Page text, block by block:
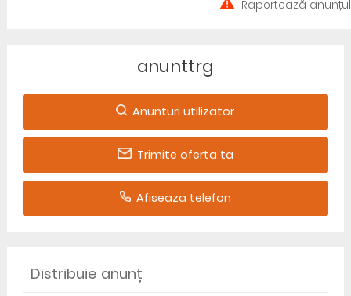
Raportează anunțul
anunttrg
Anunturi utilizator
Trimite oferta ta
Afiseaza telefon
Distribuie anunț